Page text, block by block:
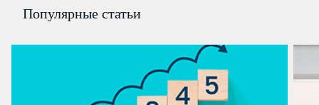
Популярные статьи